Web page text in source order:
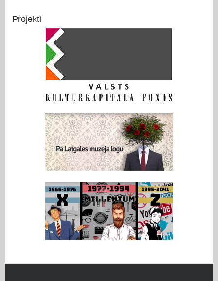
Projekti